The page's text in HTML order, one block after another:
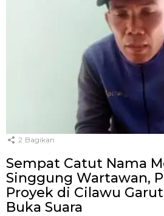
2 Bagikan
Sempat Catut Nama
Singgung Wartawan,
Proyek di Cilawu
Buka Suara